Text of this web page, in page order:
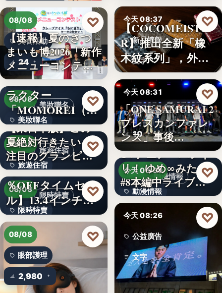
08/08
美食活動
24
【速報】夏のさつ
まいも博2026「新作
メニューコンテス
ト…
♡
美妝聯名
08/08
美妝聯名
文字
韓国発の人気キャ
ラクター
「MOMOREI（モ
モレイ）」が…
♡
旅遊住宿
08/08
旅遊住宿
10
【東日本版】この
夏絶対行きたい！
注目のグランピン
グ施設…
♡
限時特賣
08/08
限時特賣
文字
【アマゾン30
％OFFタイムセー
ル】13.4インチ大
画面…
♡
08/08
眼部護理
2,980
♡
3,000円
今天 08:37
新品情報
文字
【COCOMEISTE
R】推出全新「橡
木紋系列」，外層
採…
♡
今天 08:31
格鬥賽事
10
「ONE SAMURAI 2
プレスカンファレ
ンス」事後…
♡
動漫情報
今天 08:30
動漫情報
19,800円
TVアニメ「バンド
リ！ ゆめ∞みた」
#8本編中ライブ映
像…
♡
今天 08:26
公益廣告
文字
♡